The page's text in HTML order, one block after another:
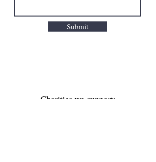
Submit
Charities we support: